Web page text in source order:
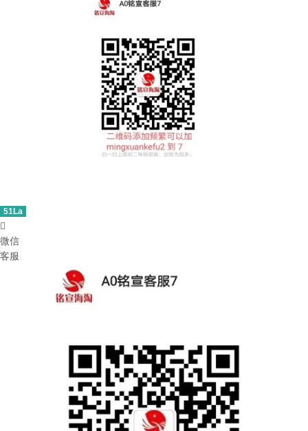
51La

微信
客服